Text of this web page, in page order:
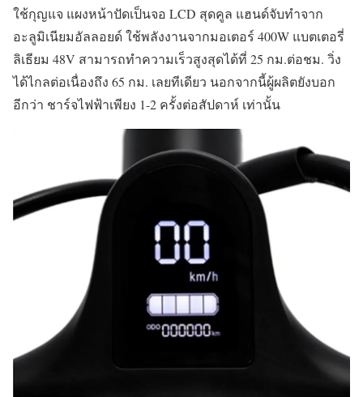
ใช้กุญแจ แผงหน้าปัดเป็นจอ LCD สุดคูล แฮนด์จับทำจาก
อะลูมิเนียมอัลลอยด์ ใช้พลังงานจากมอเตอร์ 400W แบตเตอรี่
ลิเธียม 48V สามารถทำความเร็วสูงสุดได้ที่ 25 กม.ต่อชม. วิ่ง
ได้ไกลต่อเนื่องถึง 65 กม. เลยทีเดียว นอกจากนี้ผู้ผลิตยังบอก
อีกว่า ชาร์จไฟฟ้าเพียง 1-2 ครั้งต่อสัปดาห์ เท่านั้น